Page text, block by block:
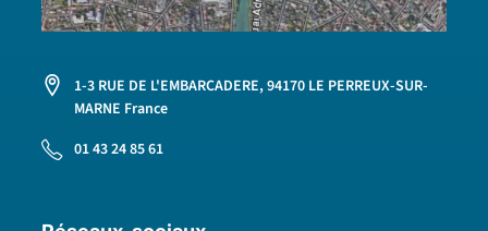
1-3 RUE DE L'EMBARCADERE, 94170 LE PERREUX-SUR-
MARNE France
01 43 24 85 61